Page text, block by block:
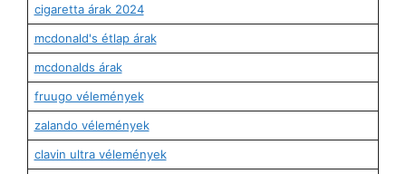
cigaretta árak 2024
mcdonald's étlap árak
mcdonalds árak
fruugo vélemények
zalando vélemények
clavin ultra vélemények